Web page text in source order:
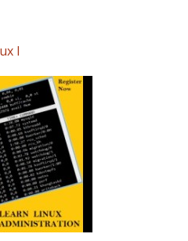
I